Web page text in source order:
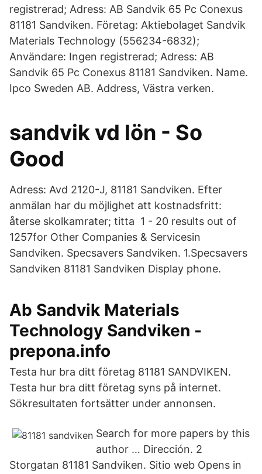
registrerad; Adress: AB Sandvik 65 Pc Conexus
81181 Sandviken. Företag: Aktiebolaget Sandvik
Materials Technology (556234-6832);
Användare: Ingen registrerad; Adress: AB
Sandvik 65 Pc Conexus 81181 Sandviken. Name.
Ipco Sweden AB. Address, Västra verken.
sandvik vd lön - So
Good
Adress: Avd 2120-J, 81181 Sandviken. Efter
anmälan har du möjlighet att kostnadsfritt:
återse skolkamrater; titta 1 - 20 results out of
1257for Other Companies & Servicesin
Sandviken. Specsavers Sandviken. 1.Specsavers
Sandviken 81181 Sandviken Display phone.
Ab Sandvik Materials
Technology Sandviken -
prepona.info
Testa hur bra ditt företag 81181 SANDVIKEN.
Testa hur bra ditt företag syns på internet.
Sökresultaten fortsätter under annonsen.
Search for more papers by this
author … Dirección. 2
Storgatan 81181 Sandviken. Sitio web Opens in